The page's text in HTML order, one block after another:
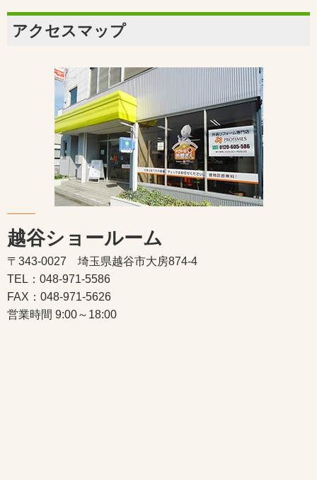
アクセスマップ
越谷ショールーム
〒343-0027 埼玉県越谷市大房874-4
TEL：048-971-5586
FAX：048-971-5626
営業時間 9:00～18:00